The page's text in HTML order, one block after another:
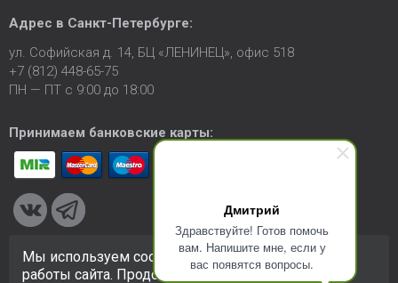
Дмитрий
Здравствуйте! Готов помочь
вам. Напишите мне, если у
вас появятся вопросы.
Адрес в Санкт-Петербурге:
ул. Софийская д. 14, БЦ «ЛЕНИНЕЦ», офис 518
+7 (812) 448-65-75
ПН — ПТ с 9:00 до 18:00
Принимаем банковские карты:
© 2005-2026 ООО «КСК». Сайт https://ksk24.ruсоздан
Мы используем cookie-файлы для улучшения
работы сайта. Продолжая использовать сайт, вы